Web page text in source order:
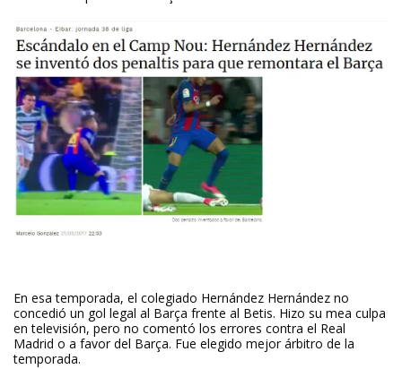
En esa temporada, el colegiado Hernández Hernández no
concedió un gol legal al Barça frente al Betis. Hizo su mea culpa
en televisión, pero no comentó los errores contra el Real
Madrid o a favor del Barça. Fue elegido mejor árbitro de la
temporada.